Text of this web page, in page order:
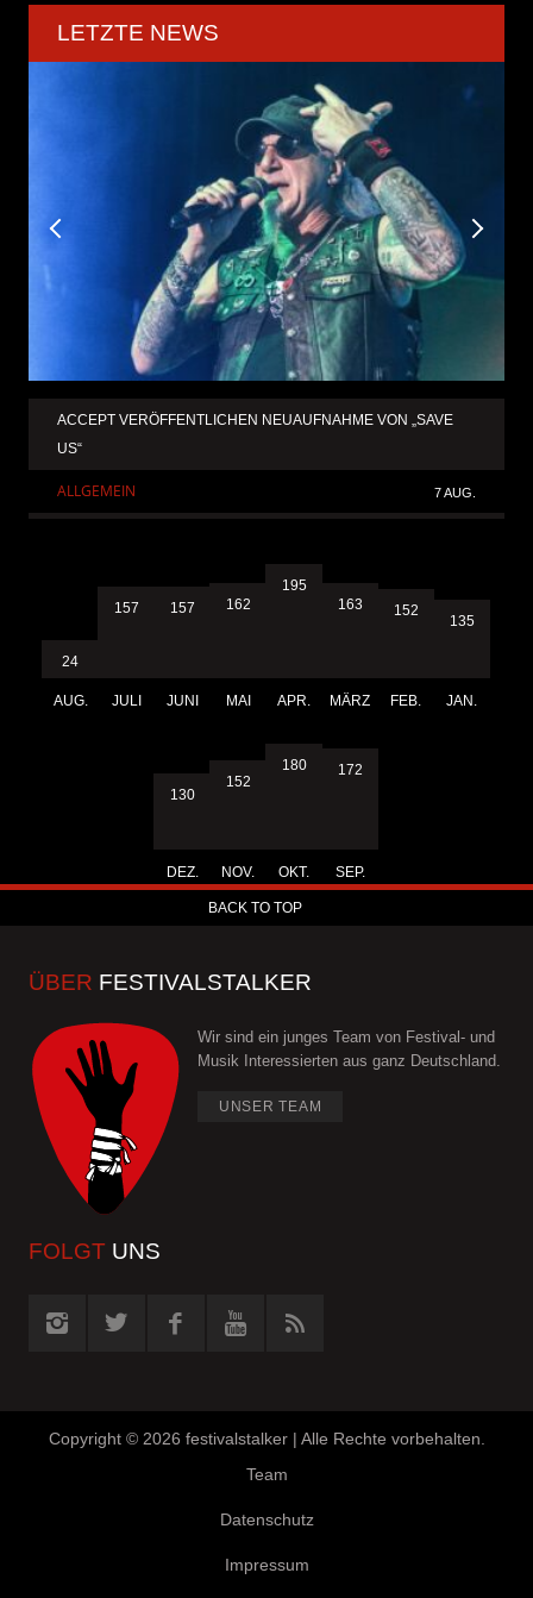
LETZTE NEWS
ACCEPT VERÖFFENTLICHEN NEUAUFNAHME VON „SAVE
US“
ALLGEMEIN 7 AUG.
24
AUG.
157
JULI
157
JUNI
162
MAI
195
APR.
163
MÄRZ
152
FEB.
135
JAN.
130
DEZ.
152
NOV.
180
OKT.
172
SEP.
BACK TO TOP
ÜBER FESTIVALSTALKER
Wir sind ein junges Team von Festival- und
Musik Interessierten aus ganz Deutschland.
UNSER TEAM
FOLGT UNS
Copyright © 2026 festivalstalker | Alle Rechte vorbehalten.
Team
Datenschutz
Impressum